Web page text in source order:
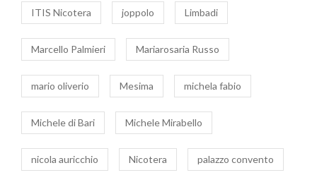
ITIS Nicotera joppolo Limbadi
Marcello Palmieri Mariarosaria Russo
mario oliverio Mesima michela fabio
Michele di Bari Michele Mirabello
nicola auricchio Nicotera palazzo convento